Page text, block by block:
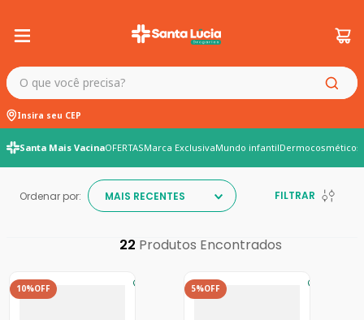
O que você precisa?
Insira seu CEP
Santa Mais VacinaOFERTASMarca ExclusivaMundo infantilDermocosméticos
Ordenar por: MAIS RECENTES FILTRAR
22
10%OFF 5%OFF